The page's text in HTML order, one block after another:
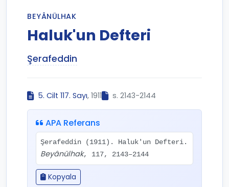
BEYÂNÜLHAK
Haluk'un Defteri
Şerafeddin
5. Cilt 117. Sayı, 1911 s. 2143-2144
APA Referans
Şerafeddin (1911). Haluk'un Defteri.
Beyânülhak, 117, 2143–2144
Kopyala